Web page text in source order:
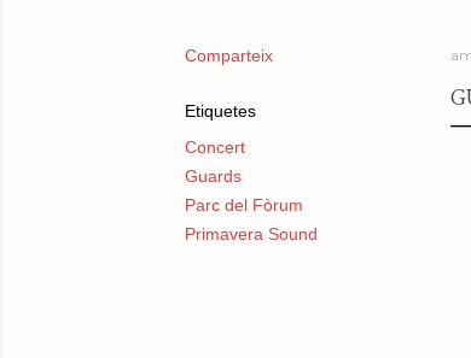
Comparteix
Etiquetes
Concert
Guards
Parc del Fòrum
Primavera Sound